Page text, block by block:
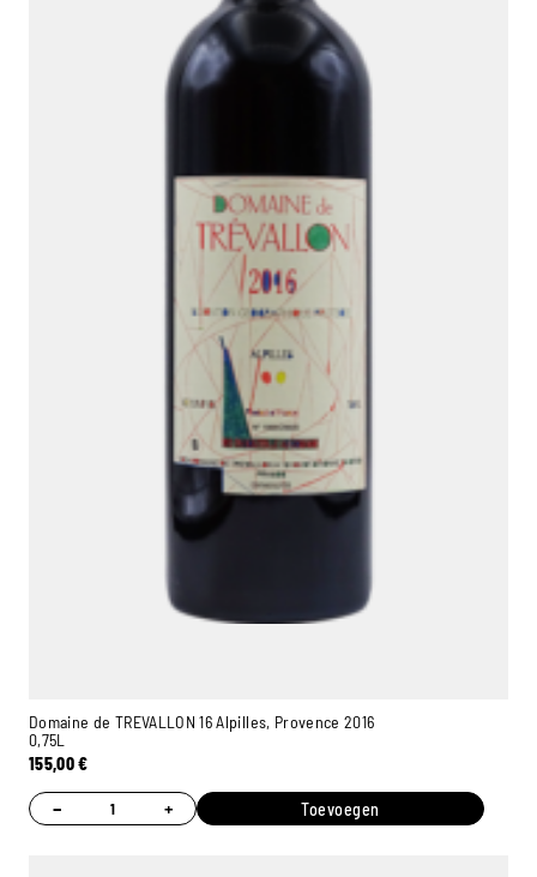
Domaine de TREVALLON 16 Alpilles, Provence 2016
0,75L
155,00€
− + Toevoegen